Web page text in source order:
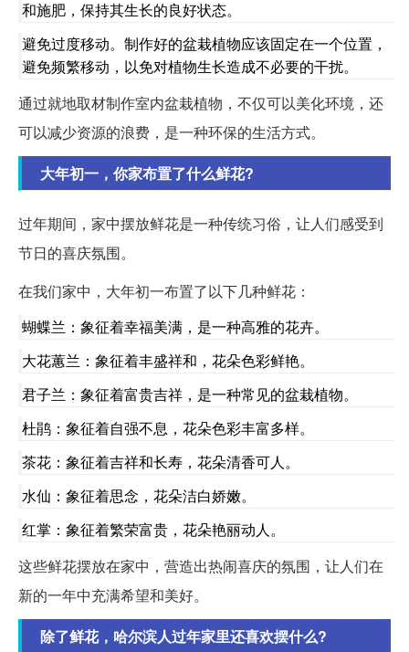
和施肥，保持其生长的良好状态。
避免过度移动。制作好的盆栽植物应该固定在一个位置，
避免频繁移动，以免对植物生长造成不必要的干扰。
通过就地取材制作室内盆栽植物，不仅可以美化环境，还
可以减少资源的浪费，是一种环保的生活方式。
大年初一，你家布置了什么鲜花?
过年期间，家中摆放鲜花是一种传统习俗，让人们感受到
节日的喜庆氛围。
在我们家中，大年初一布置了以下几种鲜花：
蝴蝶兰：象征着幸福美满，是一种高雅的花卉。
大花蕙兰：象征着丰盛祥和，花朵色彩鲜艳。
君子兰：象征着富贵吉祥，是一种常见的盆栽植物。
杜鹃：象征着自强不息，花朵色彩丰富多样。
茶花：象征着吉祥和长寿，花朵清香可人。
水仙：象征着思念，花朵洁白娇嫩。
红掌：象征着繁荣富贵，花朵艳丽动人。
这些鲜花摆放在家中，营造出热闹喜庆的氛围，让人们在
新的一年中充满希望和美好。
除了鲜花，哈尔滨人过年家里还喜欢摆什么?